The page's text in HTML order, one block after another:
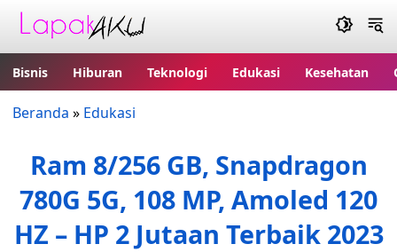
Bisnis Hiburan Teknologi Edukasi Kesehatan
Beranda » Edukasi
Ram 8/256 GB, Snapdragon
780G 5G, 108 MP, Amoled 120
HZ – HP 2 Jutaan Terbaik 2023